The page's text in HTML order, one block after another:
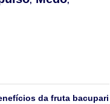
da fruta bacupari